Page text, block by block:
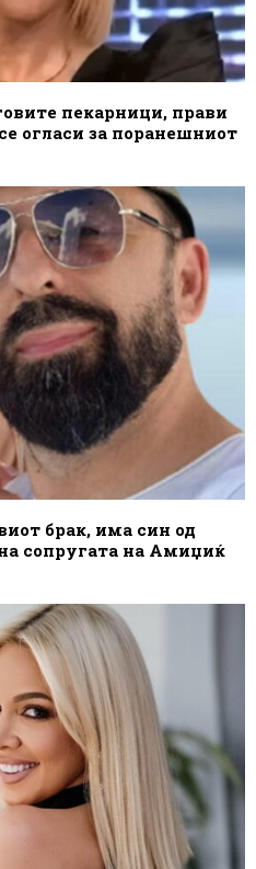
пекарници, прави
огласи за поранешниот
брак, има син од
на сопругата на Амиџиќ